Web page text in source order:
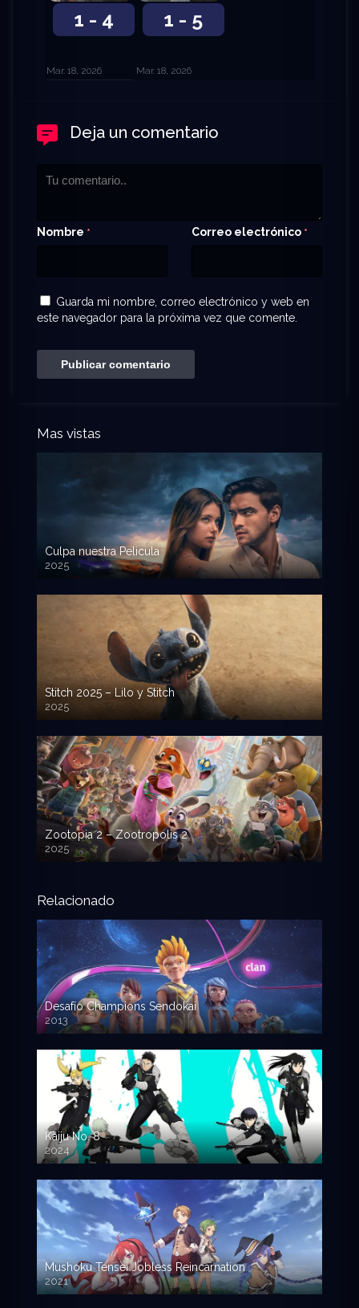
1 - 4
Mar. 18, 2026
1 - 5
Mar. 18, 2026
Deja un comentario
Nombre * Correo electrónico *
Guarda mi nombre, correo electrónico y web en
este navegador para la próxima vez que comente.
Mas vistas
Culpa nuestra Pelicula
2025
720p HD
Stitch 2025 – Lilo y Stitch
2025
720p HD
Zootopia 2 – Zootropolis 2
2025
720p HD
Relacionado
Desafío Champions Sendokai
2013
Kaiju No. 8
2024
Mushoku Tensei Jobless Reincarnation
2021